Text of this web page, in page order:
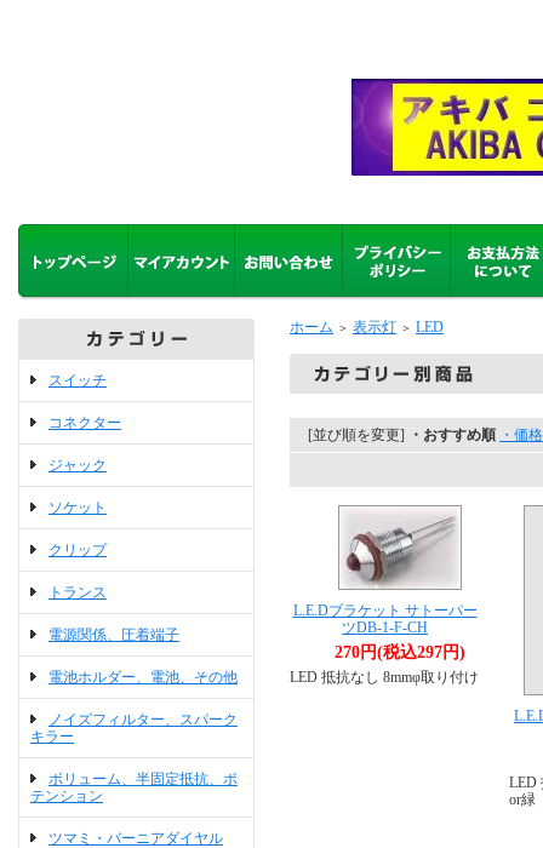
スイッチ
コネクター
ジャック
ソケット
クリップ
トランス
電源関係、圧着端子
電池ホルダー、電池、その他
ノイズフィルター、スパーク
キラー
ボリューム、半固定抵抗、ポ
テンション
ツマミ・バーニアダイヤル
ホーム ＞ 表示灯 ＞ LED
[並び順を変更] ・おすすめ順 ・価
L.E.Dブラケット サトーパー
ツDB-1-F-CH
270円(税込297円)
LED 抵抗なし 8mmφ取り付け
LED
or緑